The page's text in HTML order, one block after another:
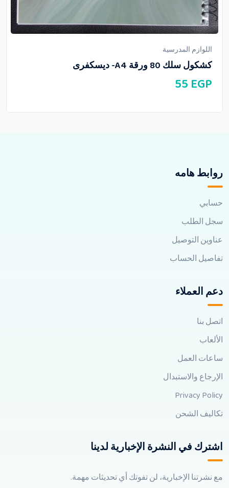
اللوازم المدرسية
كشكول سلك 80 ورقة A4- ديسكفرى
55 EGP
روابط هامه
حسابي
سجل الطلب
عناوين التوصيل
تفاصيل الحساب
دعم العملاء
اتصل بنا
الألعاب
ساعات العمل
الإرجاع والاستبدال
Privacy Policy
تكاليف الشحن
اشترك في النشرة الإخبارية لدينا
مع نشرتنا الإخبارية، لن تفوتك أي تحديثات مهمة.